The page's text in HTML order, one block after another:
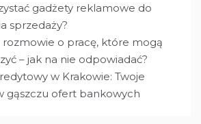
gadżety reklamowe do
sprzedaży?
rozmowie o pracę, które mogą
– jak na nie odpowiadać?
w Krakowie: Twoje
gąszczu ofert bankowych